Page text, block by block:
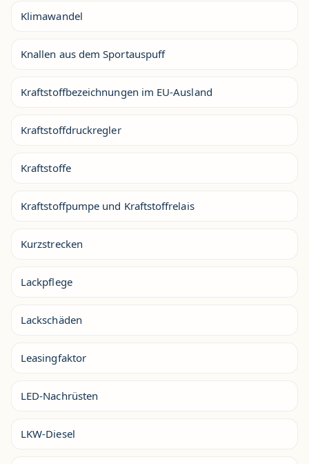
Klimawandel
Knallen aus dem Sportauspuff
Kraftstoffbezeichnungen im EU-Ausland
Kraftstoffdruckregler
Kraftstoffe
Kraftstoffpumpe und Kraftstoffrelais
Kurzstrecken
Lackpflege
Lackschäden
Leasingfaktor
LED-Nachrüsten
LKW-Diesel